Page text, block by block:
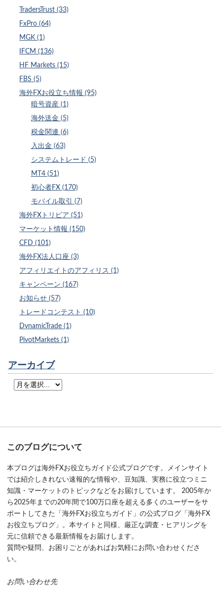
TradersTrust (33)
FxPro (64)
MGK (1)
IFCM (136)
HF Markets (15)
FBS (5)
海外FXお役立ち情報 (95)
暗号資産 (1)
海外送金 (5)
税金関連 (6)
入出金 (63)
システムトレード (5)
MT4 (51)
初心者FX (170)
モバイル取引 (7)
海外FXトリビア (51)
マーケット情報 (150)
CFD (101)
海外FX法人口座 (3)
アフィリエイトのアフィリス (1)
キャンペーン (167)
お知らせ (57)
トレードコンテスト (10)
DynamicTrade (1)
PivotMarkets (1)
アーカイブ
このブログについて
本ブログは海外FXお役立ちガイド公式ブログです。メインサイト
では紹介しきれない速報的な情報や、豆知識、実務に役立つミニ
知識・マーケットのトピックなどをお届けしています。 2005年か
ら2025年までの20年間で100万口座を超える多くのユーザーをサ
ポートしてきた「海外FXお役立ちガイド」の公式ブログ「海外FX
お役立ちブログ」。本サイトと同様、厳正な調査・ヒアリングを
元に信頼できる最新情報をお届けします。
質問や疑問、お困りごとがあればお気軽にお問い合わせくださ
い。
お問い合わせ先